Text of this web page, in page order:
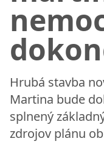
Hrubá stavba
Martina bude
splnený
zdrojov plánu